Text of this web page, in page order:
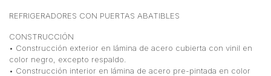
REFRIGERADORES CON PUERTAS ABATIBLES
CONSTRUCCIÓN
• Construcción exterior en lámina de acero cubierta con vinil en
color negro, excepto respaldo.
• Construcción interior en lámina de acero pre-pintada en color